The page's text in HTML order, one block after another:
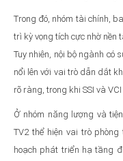
Trong đó, nhóm tài chính,
trì kỳ vọng tích cực nhờ nền
Tuy nhiên, nội bộ ngành có
nổi lên với vai trò dẫn dắt
rõ ràng, trong khi SSI và
Ở nhóm năng lượng và
TV2 thể hiện vai trò
hoạch phát triển hạ tầng